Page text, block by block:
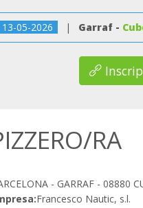
13-05-2026 | Garraf -
RA
- GARRAF - 08880
Francesco Nautic, s.l.